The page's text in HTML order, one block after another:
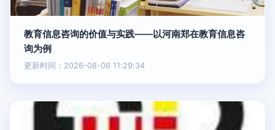
教育信息咨询的价值与实践——以河南郑在教育信息咨
询为例
更新时间：2026-08-06 11:29:34